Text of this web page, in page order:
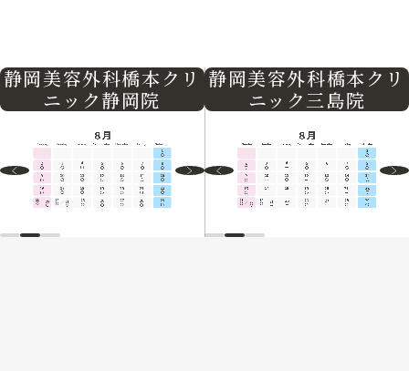
静岡美容外科橋本クリ
ニック静岡院
静岡美容外科橋本クリ
ニック三島院